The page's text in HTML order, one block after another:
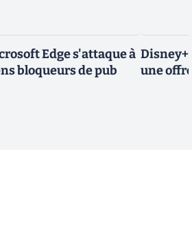
Edge s'attaque à
bloqueurs de pub
une